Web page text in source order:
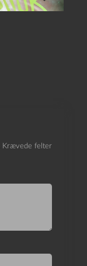
Krævede felter